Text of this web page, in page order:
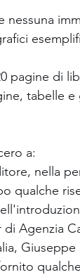
nessuna
pagine di
tabelle e
a:
nella
qualche
di Agenzia